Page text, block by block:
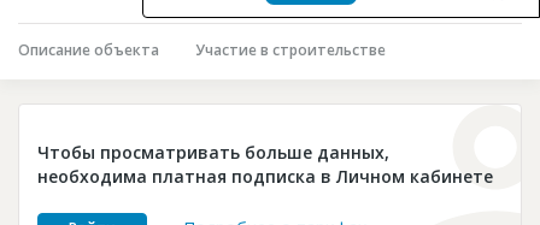
Инвестпроекты
Глоссарий
Платные услуги
Пресс-релизы
Описание объекта Участие в строительстве
Чтобы просматривать больше данных,
необходима платная подписка в Личном кабинете